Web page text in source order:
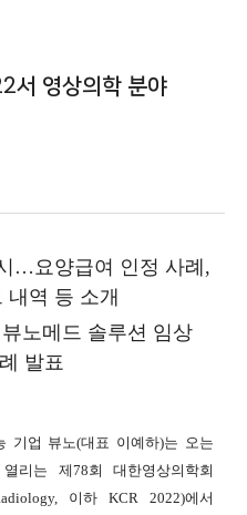
서 영상의학 분야
…요양급여 인정 사례,
내역 등 소개
노메드 솔루션 임상
발표
기업 뷰노(대표 이예하)는 오는
리는 제78회 대한영상의학회
이하 KCR 2022)에서